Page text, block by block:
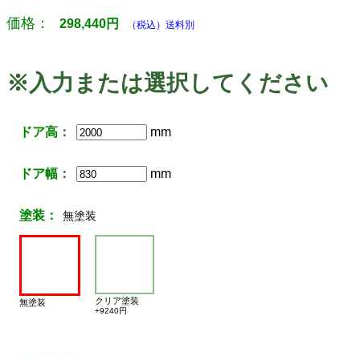
価格： 298,440円 （税込）送料別
※入力または選択してください
ドア高： mm
ドア幅： mm
塗装： 無塗装
無塗装 クリア塗装
+9240円